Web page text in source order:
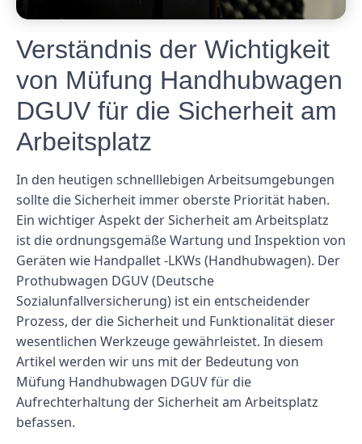
Verständnis der Wichtigkeit
von Müfung Handhubwagen
DGUV für die Sicherheit am
Arbeitsplatz
In den heutigen schnelllebigen Arbeitsumgebungen
sollte die Sicherheit immer oberste Priorität haben.
Ein wichtiger Aspekt der Sicherheit am Arbeitsplatz
ist die ordnungsgemäße Wartung und Inspektion von
Geräten wie Handpallet -LKWs (Handhubwagen). Der
Prothubwagen DGUV (Deutsche
Sozialunfallversicherung) ist ein entscheidender
Prozess, der die Sicherheit und Funktionalität dieser
wesentlichen Werkzeuge gewährleistet. In diesem
Artikel werden wir uns mit der Bedeutung von
Müfung Handhubwagen DGUV für die
Aufrechterhaltung der Sicherheit am Arbeitsplatz
befassen.